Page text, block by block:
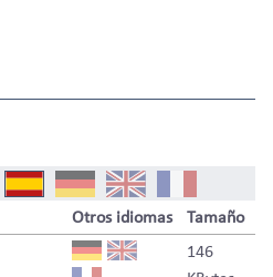
Otros idiomas Tamaño
146